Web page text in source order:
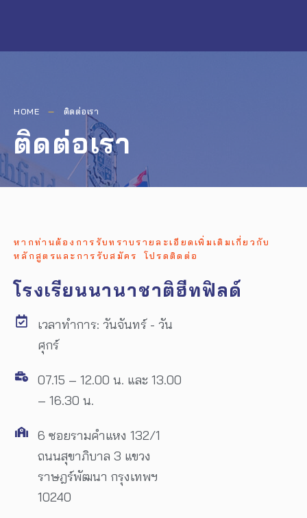
HOME ติดต่อเรา
ติดต่อเรา
หากท่านต้องการรับทราบรายละเอียดเพิ่มเติมเกี่ยวกับ
หลักสูตรและการรับสมัคร โปรดติดต่อ
โรงเรียนนานาชาติฮีทฟิลด์
เวลาทำการ: วันจันทร์ - วัน
ศุกร์
07.15 – 12.00 น. และ 13.00
– 16.30 น.
6 ซอยรามคำแหง 132/1
ถนนสุขาภิบาล 3 แขวง
ราษฎร์พัฒนา กรุงเทพฯ
10240